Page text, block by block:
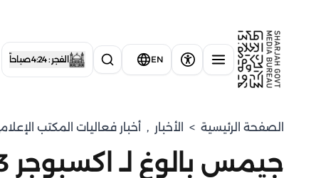
EN الفجر : 4:24 صباحاً
الصفحة الرئيسية > الأخبار , أخبار فعاليات المكتب